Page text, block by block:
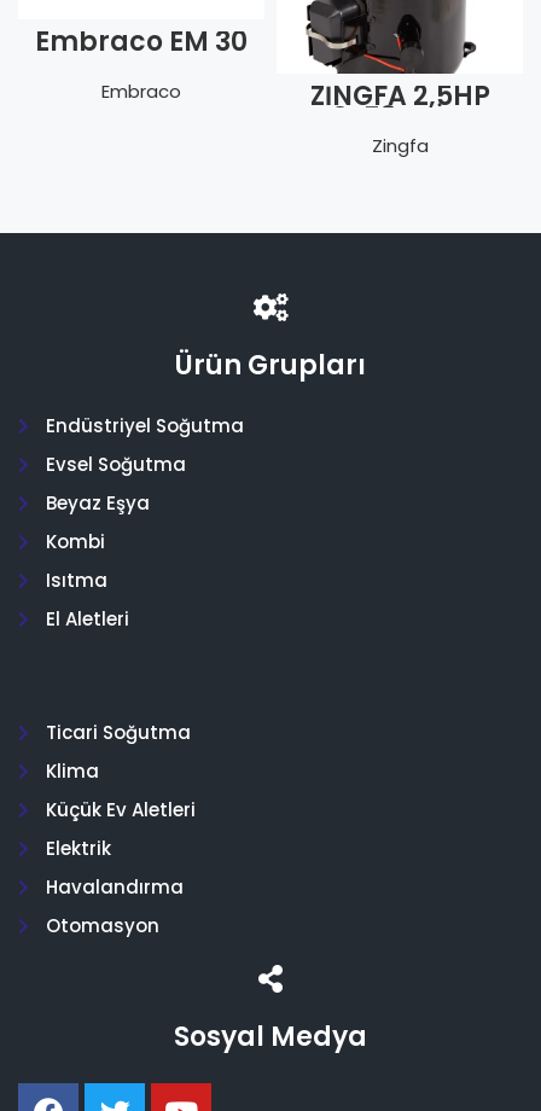
Embraco EM 30
HHR
Embraco ZİNGFA 2,5HP
QR3-58 TRİFAZE
380V VAN.R404
Zingfa
Ürün Grupları
Endüstriyel Soğutma
Evsel Soğutma
Beyaz Eşya
Kombi
Isıtma
El Aletleri
Ticari Soğutma
Klima
Küçük Ev Aletleri
Elektrik
Havalandırma
Otomasyon
Sosyal Medya